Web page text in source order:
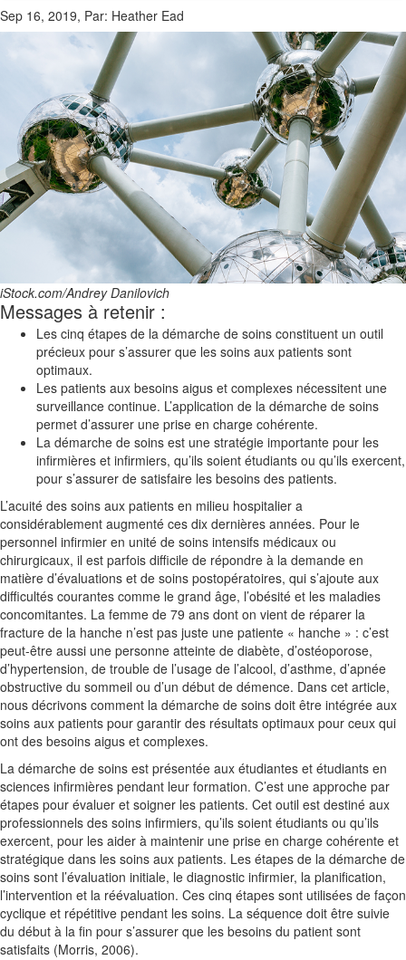
Sep 16, 2019, Par: Heather Ead
iStock.com/Andrey Danilovich
Messages à retenir :
Les cinq étapes de la démarche de soins constituent un outil
précieux pour s’assurer que les soins aux patients sont
optimaux.
Les patients aux besoins aigus et complexes nécessitent une
surveillance continue. L’application de la démarche de soins
permet d’assurer une prise en charge cohérente.
La démarche de soins est une stratégie importante pour les
infirmières et infirmiers, qu’ils soient étudiants ou qu’ils exercent,
pour s’assurer de satisfaire les besoins des patients.
L’acuité des soins aux patients en milieu hospitalier a
considérablement augmenté ces dix dernières années. Pour le
personnel infirmier en unité de soins intensifs médicaux ou
chirurgicaux, il est parfois difficile de répondre à la demande en
matière d’évaluations et de soins postopératoires, qui s’ajoute aux
difficultés courantes comme le grand âge, l’obésité et les maladies
concomitantes. La femme de 79 ans dont on vient de réparer la
fracture de la hanche n’est pas juste une patiente « hanche » : c’est
peut-être aussi une personne atteinte de diabète, d’ostéoporose,
d’hypertension, de trouble de l’usage de l’alcool, d’asthme, d’apnée
obstructive du sommeil ou d’un début de démence. Dans cet article,
nous décrivons comment la démarche de soins doit être intégrée aux
soins aux patients pour garantir des résultats optimaux pour ceux qui
ont des besoins aigus et complexes.
La démarche de soins est présentée aux étudiantes et étudiants en
sciences infirmières pendant leur formation. C’est une approche par
étapes pour évaluer et soigner les patients. Cet outil est destiné aux
professionnels des soins infirmiers, qu’ils soient étudiants ou qu’ils
exercent, pour les aider à maintenir une prise en charge cohérente et
stratégique dans les soins aux patients. Les étapes de la démarche de
soins sont l’évaluation initiale, le diagnostic infirmier, la planification,
l’intervention et la réévaluation. Ces cinq étapes sont utilisées de façon
cyclique et répétitive pendant les soins. La séquence doit être suivie
du début à la fin pour s’assurer que les besoins du patient sont
satisfaits (Morris, 2006).